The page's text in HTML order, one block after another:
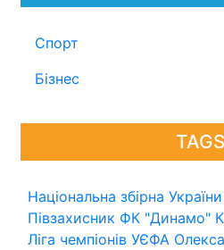
Спорт
Бізнес
TAGS
Національна збірна
Півзахисник ФК "Динамо"
Ліга чемпіонів УЄФА